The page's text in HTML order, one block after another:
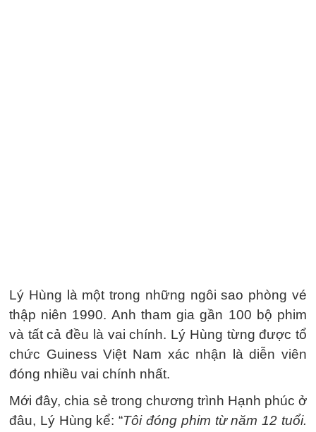
Lý Hùng là một trong những ngôi sao phòng vé
thập niên 1990. Anh tham gia gần 100 bộ phim
và tất cả đều là vai chính. Lý Hùng từng được tổ
chức Guiness Việt Nam xác nhận là diễn viên
đóng nhiều vai chính nhất.
Mới đây, chia sẻ trong chương trình Hạnh phúc ở
đâu, Lý Hùng kể: “Tôi đóng phim từ năm 12 tuổi.